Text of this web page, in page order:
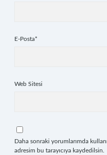
E-Posta*
Web Sitesi
Daha sonraki yorumlarımda
adresim bu tarayıcıya kaydedilsin.